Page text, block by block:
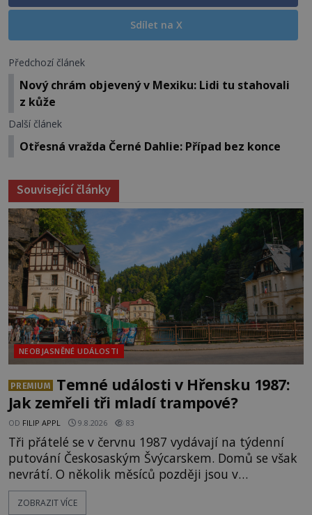
Sdílet na X
Předchozí článek
Nový chrám objevený v Mexiku: Lidi tu stahovali
z kůže
Další článek
Otřesná vražda Černé Dahlie: Případ bez konce
Související články
NEOBJASNĚNÉ UDÁLOSTI
PREMIUM
Temné události v Hřensku 1987:
Jak zemřeli tři mladí trampové?
OD FILIP APPL 9.8.2026 83
Tři přátelé se v červnu 1987 vydávají na týdenní
putování Českosaským Švýcarskem. Domů se však
nevrátí. O několik měsíců později jsou v
nepřístupných skalách u Hřenska nalezeny jejich
kostry – a s nimi stopy, které se jen obtížně slučují
ZOBRAZIT VÍCE